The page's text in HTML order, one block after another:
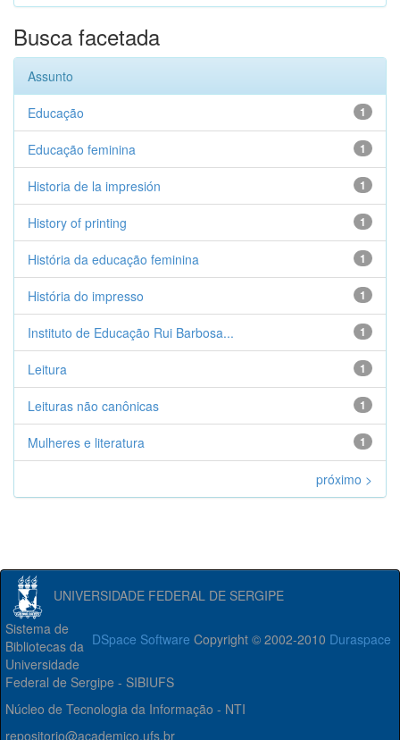
Busca facetada
Assunto
1
Educação
1
Educação feminina
1
Historia de la impresión
1
History of printing
1
História da educação feminina
1
História do impresso
1
Instituto de Educação Rui Barbosa...
1
Leitura
1
Leituras não canônicas
1
Mulheres e literatura
próximo >
UNIVERSIDADE FEDERAL DE SERGIPE
DSpace Software Copyright © 2002-2010 Duraspace
Sistema de
Bibliotecas da
Universidade
Federal de Sergipe - SIBIUFS
Núcleo de Tecnologia da Informação - NTI
repositorio@academico.ufs.br